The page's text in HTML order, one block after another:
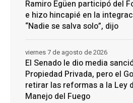
Ramiro Egüen participó del
e hizo hincapié en la
“Nadie se salva solo”, dijo
El Senado le dio media
Propiedad Privada, pero el
retirar las reformas a la Ley
Manejo del Fuego
viernes 7 de agosto de 2026